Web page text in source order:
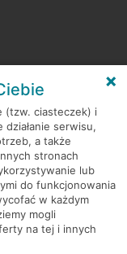
(tzw. ciasteczek) i
serwisu,
a także
stronach
lub
do funkcjonowania
w każdym
mogli
na tej i innych